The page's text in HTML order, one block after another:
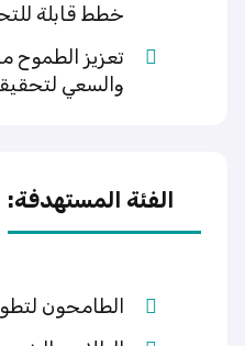
خطط قابلة
تعزيز الطموح
والسعي
الفئة المستهدفة:
الطامحون